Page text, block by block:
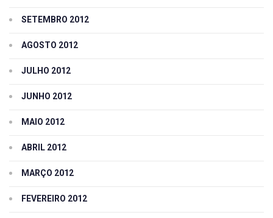
SETEMBRO 2012
AGOSTO 2012
JULHO 2012
JUNHO 2012
MAIO 2012
ABRIL 2012
MARÇO 2012
FEVEREIRO 2012